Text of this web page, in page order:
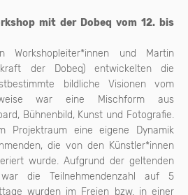
mit der Dobeq vom 12. bis
Workshopleiter*innen und Martin
der Dobeq) entwickelten die
bildliche Visionen vom
war eine Mischform aus
Bühnenbild, Kunst und Fotografie.
Projektraum eine eigene Dynamik
die von den Künstler*innen
wurde. Aufgrund der geltenden
war die Teilnehmendenzahl auf 5
wurden im Freien bzw. in einer